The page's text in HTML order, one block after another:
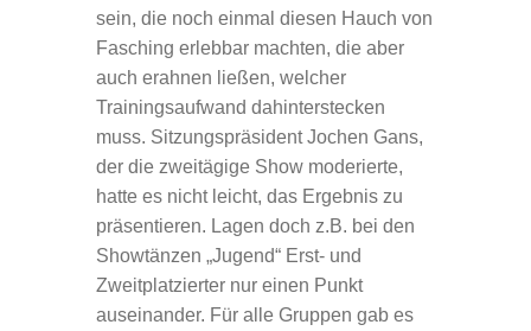
sein, die noch einmal diesen Hauch von
Fasching erlebbar machten, die aber
auch erahnen ließen, welcher
Trainingsaufwand dahinterstecken
muss. Sitzungspräsident Jochen Gans,
der die zweitägige Show moderierte,
hatte es nicht leicht, das Ergebnis zu
präsentieren. Lagen doch z.B. bei den
Showtänzen „Jugend“ Erst- und
Zweitplatzierter nur einen Punkt
auseinander. Für alle Gruppen gab es